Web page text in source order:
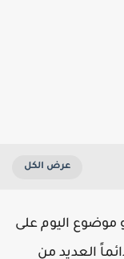
اليوم على
العديد من